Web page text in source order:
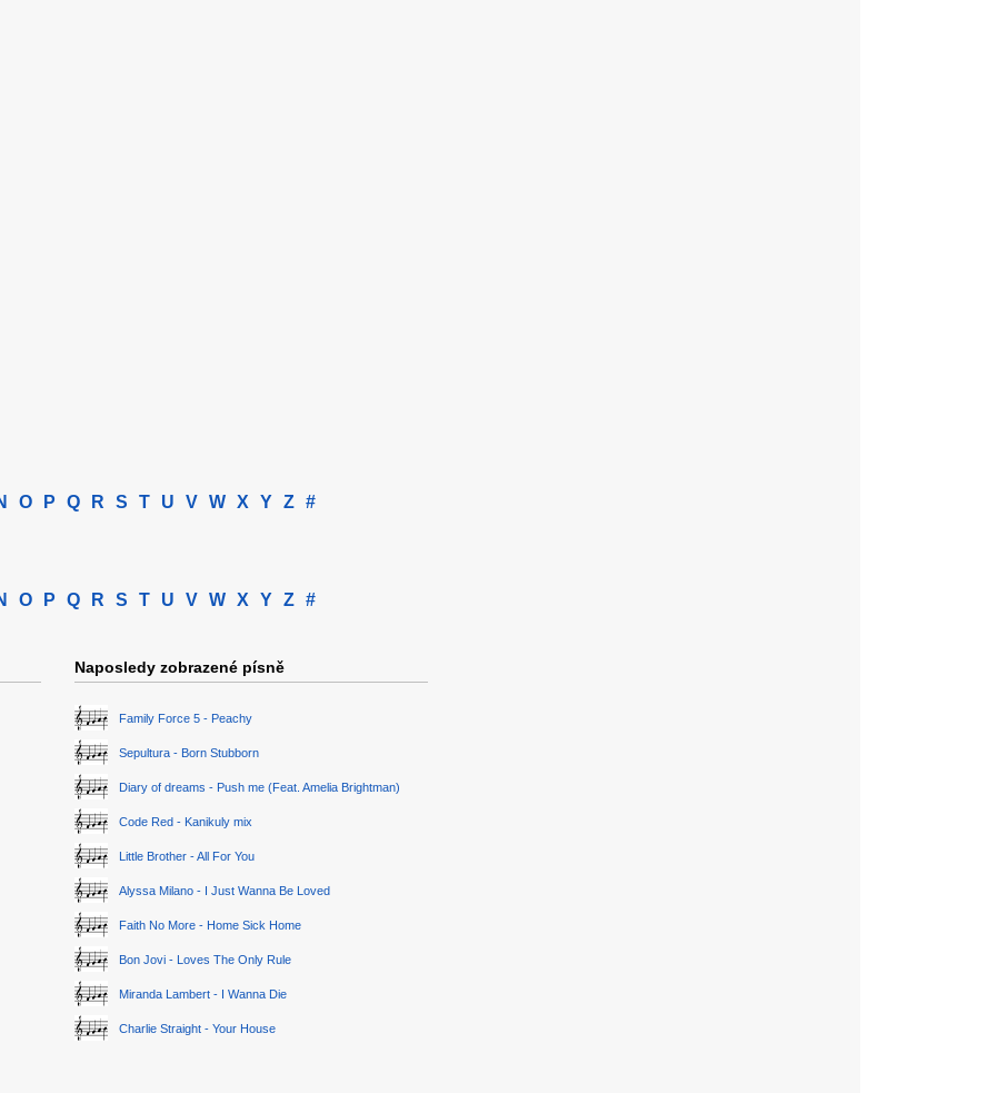
O P Q R S T U V W X Y Z #
O P Q R S T U V W X Y Z #
Naposledy zobrazené písně
Family Force 5 - Peachy
Sepultura - Born Stubborn
Diary of dreams - Push me (Feat. Amelia Brightman)
Code Red - Kanikuly mix
Little Brother - All For You
Alyssa Milano - I Just Wanna Be Loved
Faith No More - Home Sick Home
Bon Jovi - Loves The Only Rule
Miranda Lambert - I Wanna Die
Charlie Straight - Your House